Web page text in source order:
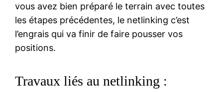
vous avez bien préparé le terrain avec toutes
les étapes précédentes, le netlinking c’est
l’engrais qui va finir de faire pousser vos
positions.
Travaux liés au netlinking :